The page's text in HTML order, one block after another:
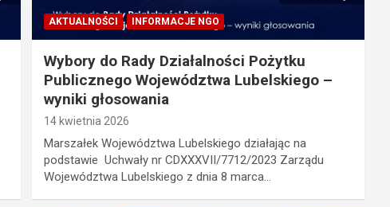
AKTUALNOŚCI INFORMACJE NGO
Wybory do Rady Działalności Pożytku
Publicznego Województwa Lubelskiego –
wyniki głosowania
14 kwietnia 2026
Marszałek Województwa Lubelskiego działając na
podstawie Uchwały nr CDXXXVII/7712/2023 Zarządu
Województwa Lubelskiego z dnia 8 marca…